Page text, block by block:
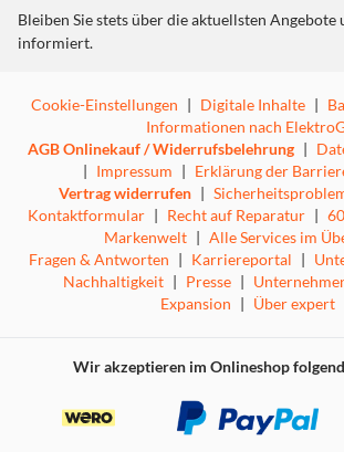
Lava-, Stein-, Eis-, Dschungel- und
die Superwaffe kämpfen.
furchterregenden Kreaturen wohnen in
Deine Fantasie bestimmt den Verlauf
Das robuste Design hält sogar
Eisdrachen stand – ganz zu schweigen
Schulspinden und Spielplätzen.
An Geburtstagen spielt der
„Steck dem Schattenwolf den Schwanz
Schattendrachenei“. Ein fantastisches
Kinder mit einer Leidenschaft für
Bleiben Sie stets über die aktuellsten Angebote
informiert.
Cookie-Einstellungen | Digitale Inhalte |
Informationen nach
AGB Onlinekauf / Widerrufsbelehrung |
| Impressum | Erklärung der
Vertrag widerrufen |
Kontaktformular | Recht auf Reparatur |
Markenwelt | Alle Services im
Fragen & Antworten | Karriereportal |
Nachhaltigkeit | Presse |
Expansion | Über expert
Wir akzeptieren im Onlineshop